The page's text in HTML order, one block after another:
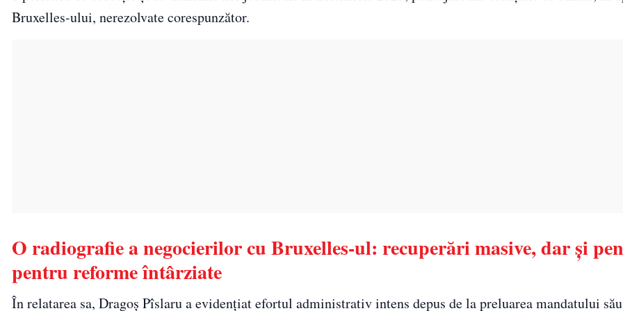
Bruxelles-ului, nerezolvate corespunzător.
O radiografie a negocierilor cu Bruxelles-ul: recuperări masive, dar și
pentru reforme întârziate
În relatarea sa, Dragoș Pîslaru a evidențiat efortul administrativ intens depus de la preluarea mandatului